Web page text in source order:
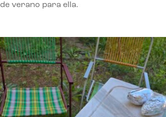
de verano para ella.